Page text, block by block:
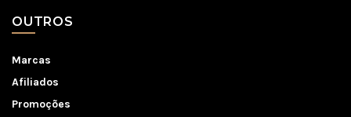
OUTROS
Marcas
Afiliados
Promoções